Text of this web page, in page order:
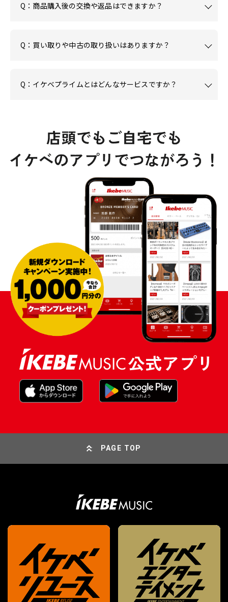
Q：商品購入後の交換や返品はできますか？
Q：買い取りや中古の取り扱いはありますか？
Q：イケベプライムとはどんなサービスですか？
PAGE TOP